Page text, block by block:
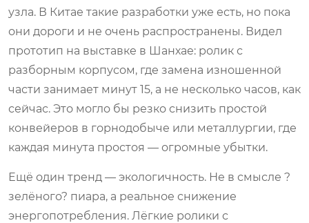
узла. В Китае такие разработки уже есть, но пока
они дороги и не очень распространены. Видел
прототип на выставке в Шанхае: ролик с
разборным корпусом, где замена изношенной
части занимает минут 15, а не несколько часов, как
сейчас. Это могло бы резко снизить простой
конвейеров в горнодобыче или металлургии, где
каждая минута простоя — огромные убытки.
Ещё один тренд — экологичность. Не в смысле ?
зелёного? пиара, а реальное снижение
энергопотребления. Лёгкие ролики с